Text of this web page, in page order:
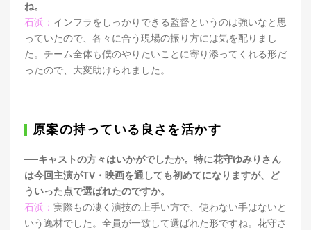
ね。
石浜： インフラをしっかりできる監督というのは強いなと思
っていたので、各々に合う現場の振り方には気を配りまし
た。チーム全体も僕のやりたいことに寄り添ってくれる形だ
ったので、大変助けられました。
原案の持っている良さを活かす
──キャストの方々はいかがでしたか。特に花守ゆみりさん
は今回主演がTV・映画を通しても初めてになりますが、ど
ういった点で選ばれたのですか。
石浜： 実際もの凄く演技の上手い方で、使わない手はないと
いう逸材でした。全員が一致して選ばれた形ですね。花守さ